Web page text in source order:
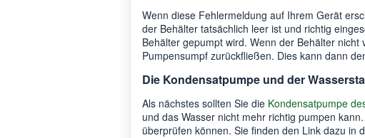
Wenn diese Fehlermeldung auf Ihrem Gerät
der Behälter tatsächlich leer ist und richtig
Behälter gepumpt wird. Wenn der Behälter
Pumpensumpf zurückfließen. Dies kann dann
Die Kondensatpumpe und der
Als nächstes sollten Sie die Kondensatpumpe
und das Wasser nicht mehr richtig pumpen
überprüfen können. Sie finden den Link dazu in